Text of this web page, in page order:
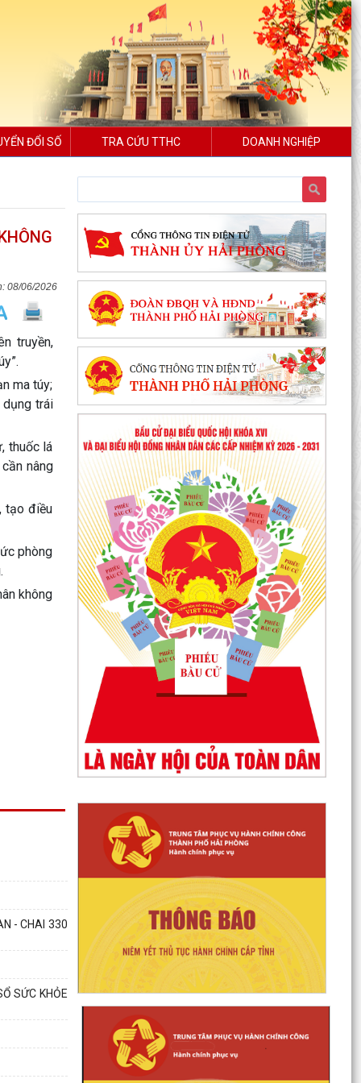
ĐỔI SỐ TRA CỨU TTHC DOANH NGHIỆP
08/06/2026
truyền,
.
ma túy;
trái
thuốc lá
nâng
tạo điều
phòng
không
- CHAI 330
SỨC KHỎE